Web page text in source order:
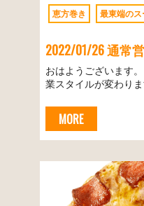
恵方巻き 最東端の
2022/01/26 通常
おはようございます
業スタイルが変わり
MORE